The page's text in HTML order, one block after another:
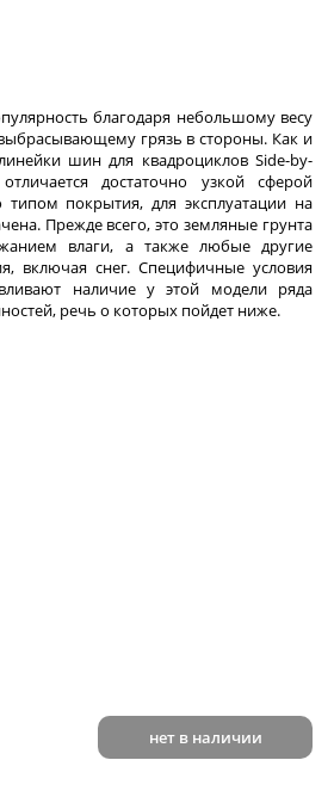
благодаря небольшому весу
грязь в стороны. Как и
шин для квадроциклов Side-by-
достаточно узкой сферой
покрытия, для эксплуатации на
Прежде всего, это земляные грунта
влаги, а также любые другие
включая снег. Специфичные условия
наличие у этой модели ряда
речь о которых пойдет ниже.
нет в наличии